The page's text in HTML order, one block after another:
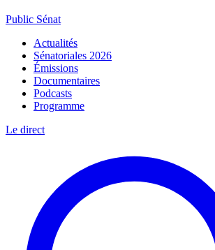
Public Sénat
Actualités
Sénatoriales 2026
Émissions
Documentaires
Podcasts
Programme
Le direct